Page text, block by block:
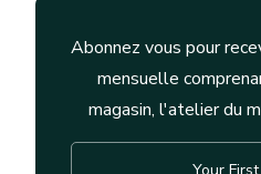
Abonnez vous pour
mensuelle
magasin, l'atelier du